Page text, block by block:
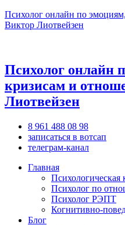
Психолог онлайн по
Виктор Лиотвейзен
Психолог онлайн
кризисам и
Лиотвейзен
8 961 488 08 98
записаться в вотсап
телеграм-канал
Главная
Психологическая
Психолог по
Психолог РЭПТ
Когнитивно-
Блог